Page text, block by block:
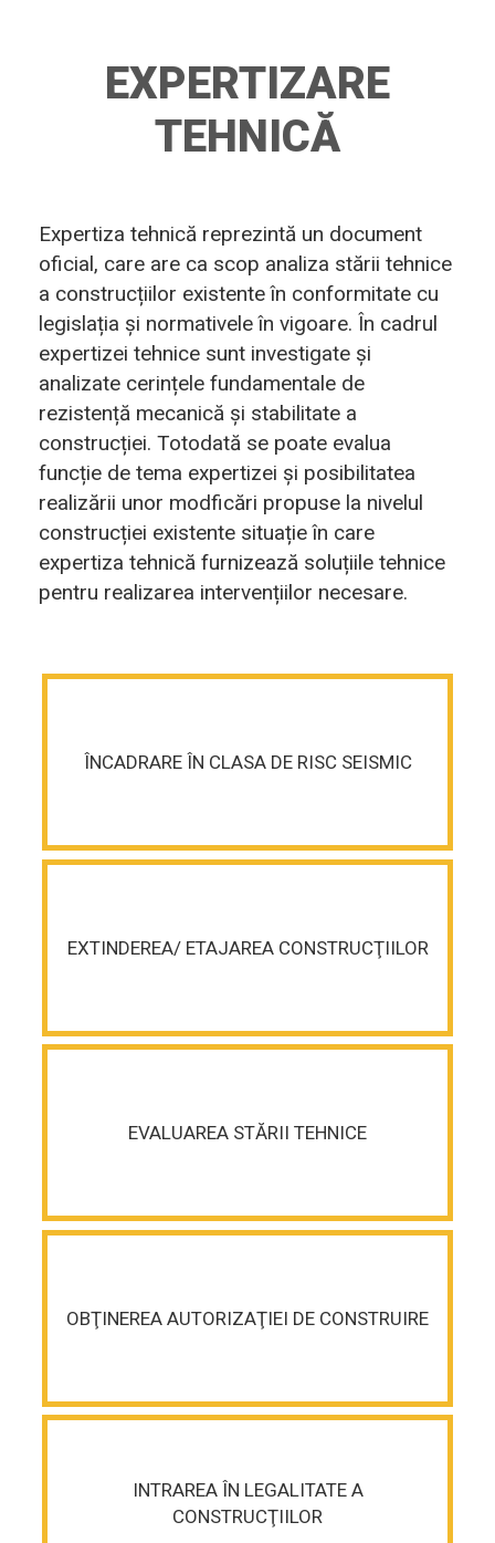
EXPERTIZARE
TEHNICĂ
Expertiza tehnică reprezintă un document
oficial, care are ca scop analiza stării tehnice
a construcțiilor existente în conformitate cu
legislația și normativele în vigoare. În cadrul
expertizei tehnice sunt investigate și
analizate cerințele fundamentale de
rezistență mecanică și stabilitate a
construcției. Totodată se poate evalua
funcție de tema expertizei și posibilitatea
realizării unor modficări propuse la nivelul
construcției existente situație în care
expertiza tehnică furnizează soluțiile tehnice
pentru realizarea intervențiilor necesare.
ÎNCADRARE ÎN CLASA DE RISC SEISMIC
EXTINDEREA/ ETAJAREA CONSTRUCŢIILOR
EVALUAREA STĂRII TEHNICE
OBŢINEREA AUTORIZAŢIEI DE CONSTRUIRE
INTRAREA ÎN LEGALITATE A
CONSTRUCŢIILOR